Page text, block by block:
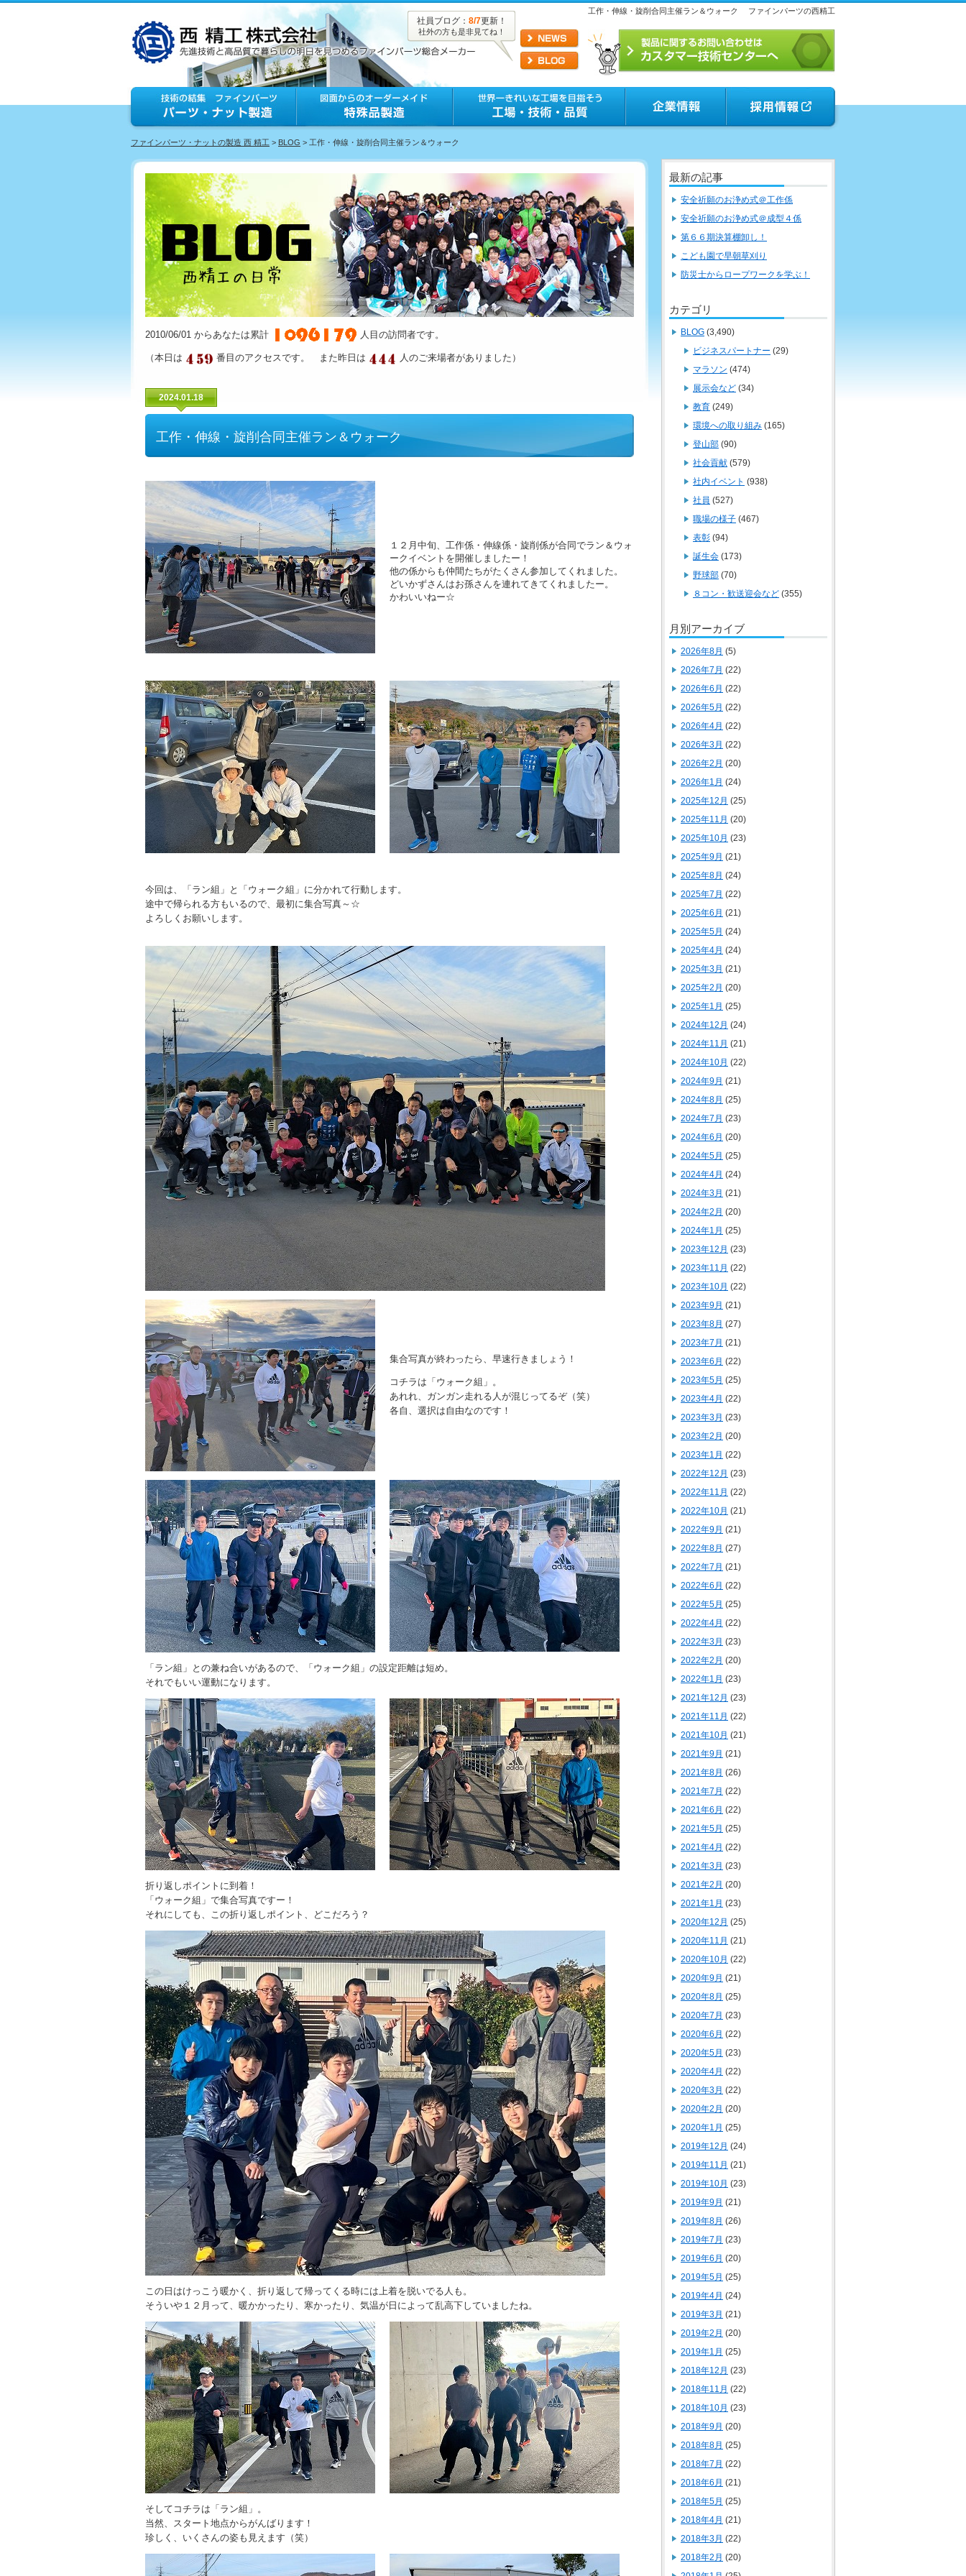
工作・伸線・旋削合同主催ラン＆ウォーク ファインパーツの西精工
社員ブログ： 8/7更新！
社外の方も是非見てね！
ファインパーツ・ナットの製造 西 精工 > BLOG > 工作・伸線・旋削合同主催ラン＆ウォーク
2010/06/01 からあなたは累計 人目の訪問者です。
（本日は 番目のアクセスです。 また昨日は 人のご来場者がありました）
2024.01.18
工作・伸線・旋削合同主催ラン＆ウォーク
１２月中旬、工作係・伸線係・旋削係が合同でラン＆ウォ
ークイベントを開催しましたー！
他の係からも仲間たちがたくさん参加してくれました。
どいかずさんはお孫さんを連れてきてくれましたー。
かわいいねー☆
今回は、「ラン組」と「ウォーク組」に分かれて行動します。
途中で帰られる方もいるので、最初に集合写真～☆
よろしくお願いします。
集合写真が終わったら、早速行きましょう！
コチラは「ウォーク組」。
あれれ、ガンガン走れる人が混じってるぞ（笑）
各自、選択は自由なのです！
「ラン組」との兼ね合いがあるので、「ウォーク組」の設定距離は短め。
それでもいい運動になります。
折り返しポイントに到着！
「ウォーク組」で集合写真ですー！
それにしても、この折り返しポイント、どこだろう？
この日はけっこう暖かく、折り返して帰ってくる時には上着を脱いでる人も。
そういや１２月って、暖かかったり、寒かったり、気温が日によって乱高下していましたね。
そしてコチラは「ラン組」。
当然、スタート地点からがんばります！
珍しく、いくさんの姿も見えます（笑）
最新の記事
安全祈願のお浄め式＠工作係
安全祈願のお浄め式＠成型４係
第６６期決算棚卸し！
こども園で早朝草刈り
防災士からロープワークを学ぶ！
カテゴリ
BLOG (3,490)
ビジネスパートナー (29)
マラソン (474)
展示会など (34)
教育 (249)
環境への取り組み (165)
登山部 (90)
社会貢献 (579)
社内イベント (938)
社員 (527)
職場の様子 (467)
表彰 (94)
誕生会 (173)
野球部 (70)
８コン・歓送迎会など (355)
月別アーカイブ
2026年8月 (5)
2026年7月 (22)
2026年6月 (22)
2026年5月 (22)
2026年4月 (22)
2026年3月 (22)
2026年2月 (20)
2026年1月 (24)
2025年12月 (25)
2025年11月 (20)
2025年10月 (23)
2025年9月 (21)
2025年8月 (24)
2025年7月 (22)
2025年6月 (21)
2025年5月 (24)
2025年4月 (24)
2025年3月 (21)
2025年2月 (20)
2025年1月 (25)
2024年12月 (24)
2024年11月 (21)
2024年10月 (22)
2024年9月 (21)
2024年8月 (25)
2024年7月 (23)
2024年6月 (20)
2024年5月 (25)
2024年4月 (24)
2024年3月 (21)
2024年2月 (20)
2024年1月 (25)
2023年12月 (23)
2023年11月 (22)
2023年10月 (22)
2023年9月 (21)
2023年8月 (27)
2023年7月 (21)
2023年6月 (22)
2023年5月 (25)
2023年4月 (22)
2023年3月 (23)
2023年2月 (20)
2023年1月 (22)
2022年12月 (23)
2022年11月 (22)
2022年10月 (21)
2022年9月 (21)
2022年8月 (27)
2022年7月 (21)
2022年6月 (22)
2022年5月 (25)
2022年4月 (22)
2022年3月 (23)
2022年2月 (20)
2022年1月 (23)
2021年12月 (23)
2021年11月 (22)
2021年10月 (21)
2021年9月 (21)
2021年8月 (26)
2021年7月 (22)
2021年6月 (22)
2021年5月 (25)
2021年4月 (22)
2021年3月 (23)
2021年2月 (20)
2021年1月 (23)
2020年12月 (25)
2020年11月 (21)
2020年10月 (22)
2020年9月 (21)
2020年8月 (25)
2020年7月 (23)
2020年6月 (22)
2020年5月 (23)
2020年4月 (22)
2020年3月 (22)
2020年2月 (20)
2020年1月 (25)
2019年12月 (24)
2019年11月 (21)
2019年10月 (23)
2019年9月 (21)
2019年8月 (26)
2019年7月 (23)
2019年6月 (20)
2019年5月 (25)
2019年4月 (24)
2019年3月 (21)
2019年2月 (20)
2019年1月 (25)
2018年12月 (23)
2018年11月 (22)
2018年10月 (23)
2018年9月 (20)
2018年8月 (25)
2018年7月 (22)
2018年6月 (21)
2018年5月 (25)
2018年4月 (21)
2018年3月 (22)
2018年2月 (20)